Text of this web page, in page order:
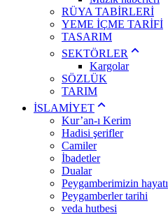
RÜYA TABİRLERİ
YEME İÇME TARİFİ
TASARIM
SEKTÖRLER
Kargolar
SÖZLÜK
TARIM
İSLAMİYET
Kur’an-ı Kerim
Hadisi şerifler
Camiler
İbadetler
Dualar
Peygamberimizin hayatı
Peygamberler tarihi
veda hutbesi